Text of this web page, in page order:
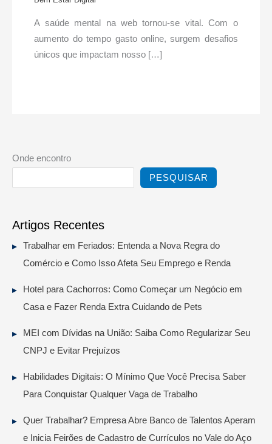
​A saúde mental na web tornou-se vital. Com o
aumento do tempo gasto online, surgem desafios
únicos que impactam nosso […]
Onde encontro
PESQUISAR
Artigos Recentes
Trabalhar em Feriados: Entenda a Nova Regra do
Comércio e Como Isso Afeta Seu Emprego e Renda
Hotel para Cachorros: Como Começar um Negócio em
Casa e Fazer Renda Extra Cuidando de Pets
MEI com Dívidas na União: Saiba Como Regularizar Seu
CNPJ e Evitar Prejuízos
Habilidades Digitais: O Mínimo Que Você Precisa Saber
Para Conquistar Qualquer Vaga de Trabalho
Quer Trabalhar? Empresa Abre Banco de Talentos Aperam
e Inicia Feirões de Cadastro de Currículos no Vale do Aço